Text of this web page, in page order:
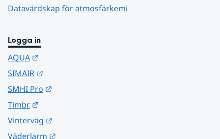
Datavärdskap för atmosfärkemi
Logga in
AQUA
SIMAIR
SMHI Pro
Timbr
Vinterväg
Väderlarm